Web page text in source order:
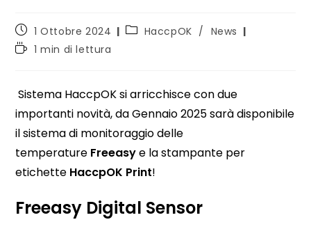
1 Ottobre 2024 HaccpOK / News
1 min di lettura
Sistema HaccpOK si arricchisce con due
importanti novità, da Gennaio 2025 sarà disponibile
il sistema di monitoraggio delle
temperature Freeasye la stampante per
etichette HaccpOK Print!
Freeasy Digital Sensor